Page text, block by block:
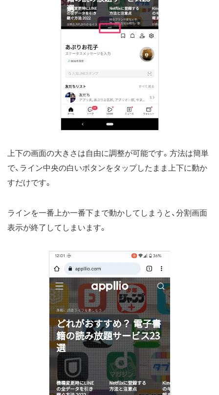
上下の画面の大きさは自由に調整が可能です。方法は簡単
で、ライン中央の白いボタンをタップしたまま上下に動か
すだけです。
ラインを一番上か一番下まで動かしてしまうと、分割画面
表示が終了してしまいます。